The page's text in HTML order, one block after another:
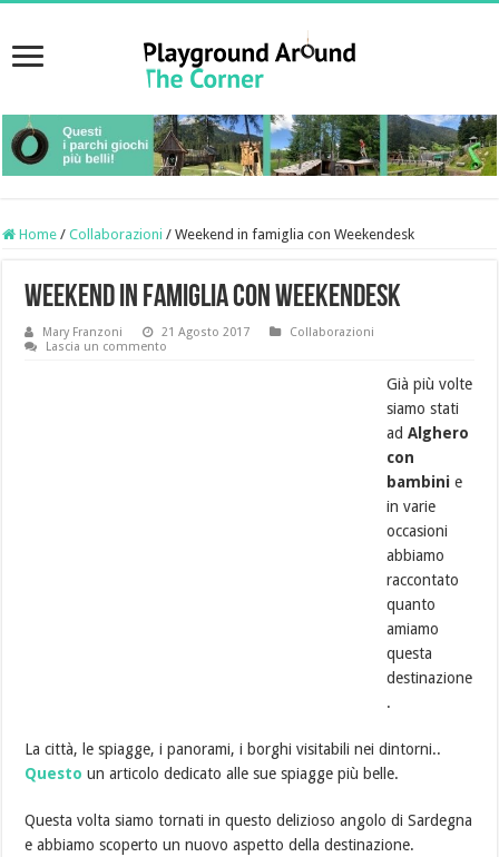
Home / Collaborazioni / Weekend in famiglia con Weekendesk
Weekend in famiglia con Weekendesk
Mary Franzoni 21 Agosto 2017
Collaborazioni
Lascia un commento
Già più volte
siamo stati
adAlghero
con
bambini e
in varie
occasioni
abbiamo
raccontato
quanto
amiamo
questa
destinazione
.
La città, le spiagge, i panorami, i borghi visitabili nei dintorni..
Questo un articolo dedicato alle sue spiagge più belle.
Questa volta siamo tornati in questo delizioso angolo di Sardegna
e abbiamo scoperto un nuovo aspetto della destinazione.